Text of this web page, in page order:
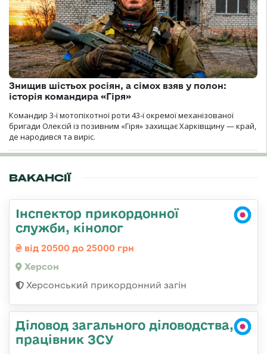
Знищив шістьох росіян, а сімох взяв у полон:
історія командира «Гіря»
Командир 3-ї мотопіхотної роти 43-ї окремої механізованої
бригади Олексій із позивним «Гіря» захищає Харківщину — край,
де народився та виріс.
ВАКАНСІЇ
Інспектор прикордонної
служби, кінолог
від 20500 до 25000 грн
Херсон
Херсонський прикордонний загін
Діловод загального діловодства,
працівник ЗСУ